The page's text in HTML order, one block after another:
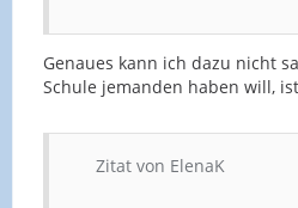
Genaues kann ich dazu nicht
Schule jemanden haben will,
Zitat von ElenaK